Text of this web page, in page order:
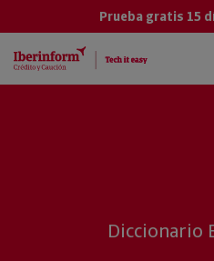
Prueba gratis 15
Diccionario